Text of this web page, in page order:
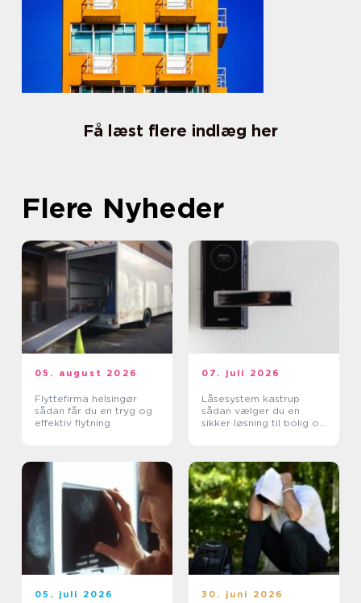
Få læst flere indlæg her
Flere Nyheder
05. august 2026
Flyttefirma helsingør
sådan får du en tryg og
effektiv flytning
07. juli 2026
Låsesystem kastrup
sådan vælger du en
sikker løsning til bolig og
05. juli 2026 30. juni 2026